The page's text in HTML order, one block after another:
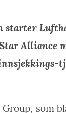
starter
Alliance
som